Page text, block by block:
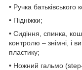
• Ручка
• Підніжки;
• Сидіння, спинка,
контролю – знімні, і
пластику;
• Ножний гальмо